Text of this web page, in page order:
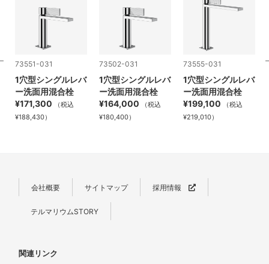
73551-031
1穴型シングルレバ
ー洗面用混合栓
¥171,300
（税込
¥188,430）
73502-031
1穴型シングルレバ
ー洗面用混合栓
¥164,000
（税込
¥180,400）
73555-031
1穴型シングルレバ
ー洗面用混合栓
¥199,100
（税込
¥219,010）
会社概要 サイトマップ 採用情報
テルマリウムSTORY
関連リンク